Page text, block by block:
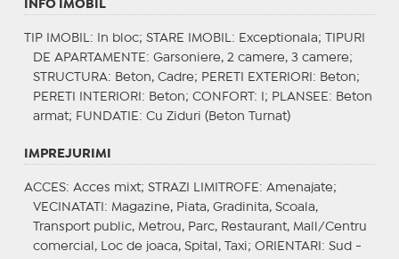
INFO IMOBIL
TIP IMOBIL : In bloc; STARE IMOBIL : Exceptionala;
TIPURI
DE APARTAMENTE : Garsoniere, 2 camere, 3 camere;
STRUCTURA: Beton, Cadre; PERETI EXTERIORI : Beton;
PERETI INTERIORI : Beton; CONFORT : I; PLANSEE : Beton
armat; FUNDATIE : Cu Ziduri (Beton Turnat)
IMPREJURIMI
ACCES: Acces mixt; STRAZI LIMITROFE : Amenajate;
VECINATATI : Magazine, Piata, Gradinita, Scoala,
Transport public, Metrou, Parc, Restaurant, Mall/Centru
comercial, Loc de joaca, Spital, Taxi; ORIENTARI : Sud -